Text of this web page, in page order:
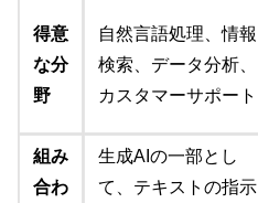
得意
な分
野
自然言語処理、情報
検索、データ分析、
カスタマーサポート
組み
合わ
生成AIの一部とし
て、テキストの指示